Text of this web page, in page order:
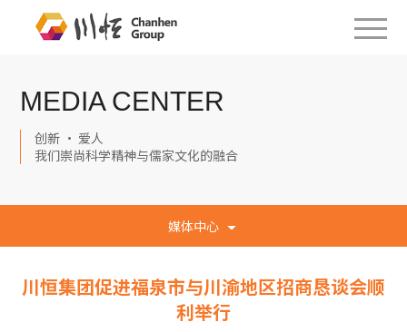
MEDIA CENTER
创新 · 爱人
我们崇尚科学精神与儒家文化的融合
媒体中心
川恒集团促进福泉市与川渝地区招商恳谈会顺
利举行